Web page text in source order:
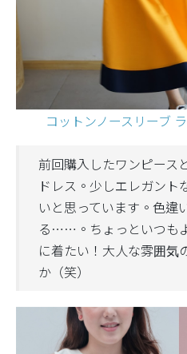
コットンノースリーブ
前回購入したワンピース
ドレス。少しエレガント
いと思っています。色違
る……。ちょっといつも
に着たい！大人な雰囲気
か（笑）